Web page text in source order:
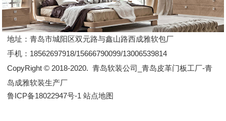
地址：青岛市城阳区双元路与鑫山路西成雅软包厂
手机： 18562697918/15666790099/13006539814
CopyRight © 2018-2020.青岛软装公司_青岛皮革门板工厂-青
岛成雅软装生产厂
鲁ICP备18022947号-1 站点地图